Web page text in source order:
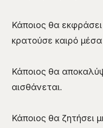
Κάποιος θα
κρατούσε καιρό
Κάποιος θα
αισθάνεται.
Κάποιος θα ζητήσει